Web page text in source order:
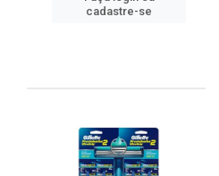
cadastre-se